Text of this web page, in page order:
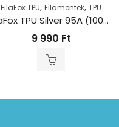
FilaFox TPU, Filamentek, TPU
FilaFox TPU Silver 95A (1000g / 1,75mm)
9 990 Ft